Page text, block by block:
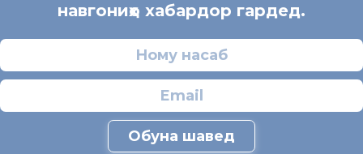
навгониҳо хабардор гардед.
Обуна шавед